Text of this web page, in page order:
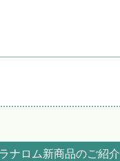
ナロム新商品のご紹介